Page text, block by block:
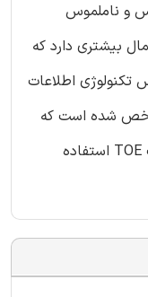
و ناملموس
بیشتری دارد که
تکنولوژی اطلاعات
شده است که
در مطالعاتی مهم هستند که از چارچوب TOE استفاده